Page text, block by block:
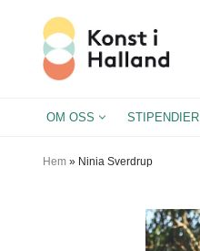
Hoppa
OM OSS STIPENDIER
Hem » Ninia Sverdrup